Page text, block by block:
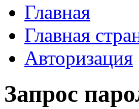
Главная
Главная
Авторизация
Запрос